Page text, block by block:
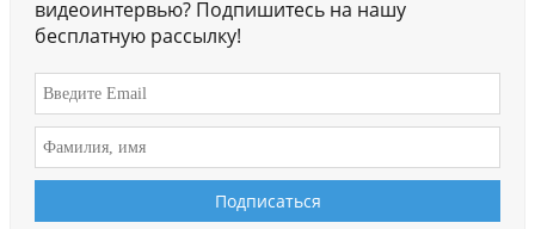
видеоинтервью? Подпишитесь на нашу
бесплатную рассылку!